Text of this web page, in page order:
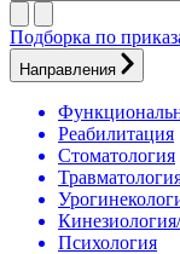
Подборка по
Направления
Реабилитация
Стоматология
Психология